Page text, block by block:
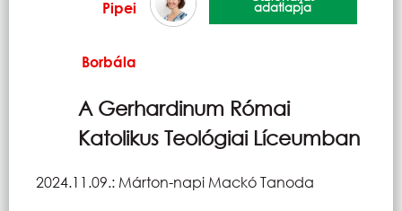
Pipei
Borbála
adatlapja
A Gerhardinum Római
Katolikus Teológiai Líceumban
2024.11.09.: Márton-napi Mackó Tanoda